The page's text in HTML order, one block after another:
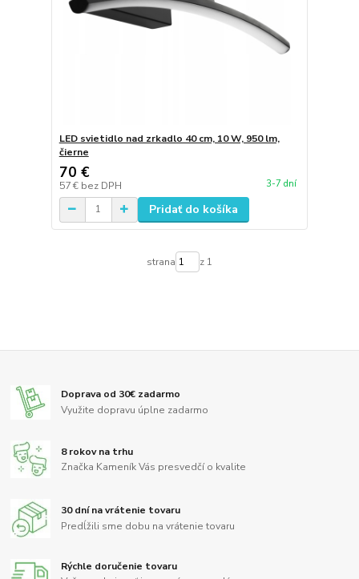
LED svietidlo nad zrkadlo 40 cm, 10 W, 950 lm,
čierne
70 €
57 € bez DPH 3-7 dní
Pridať do košíka
strana z 1
Doprava od 30€ zadarmo
Využite dopravu úplne zadarmo
8 rokov na trhu
Značka Kameník Vás presvedčí o kvalite
30 dní na vrátenie tovaru
Predĺžili sme dobu na vrátenie tovaru
Rýchle doručenie tovaru